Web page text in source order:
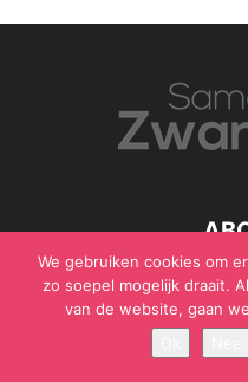
We gebruiken cookies om
zo soepel mogelijk draait.
van de website, gaan